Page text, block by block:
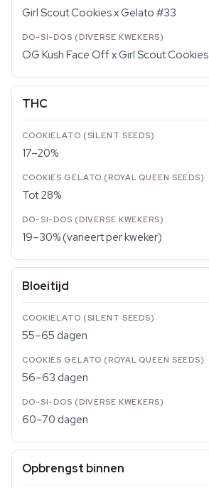
Girl Scout Cookies x Gelato #33
OG Kush Face Off x Girl Scout Cookies
THC
17–20%
Tot 28%
19–30% (varieert per kweker)
Bloeitijd
55–65 dagen
56–63 dagen
60–70 dagen
Opbrengst binnen